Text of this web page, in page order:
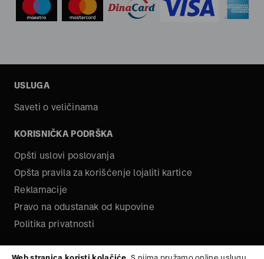
USLUGA
Saveti o veličinama
KORISNIČKA PODRŠKA
Opšti uslovi poslovanja
Opšta pravila za korišćenje lojaliti kartice
Reklamacije
Pravo na odustanak od kupovine
Politika privatnosti